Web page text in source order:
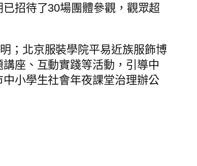
招待了30場團體參觀，觀眾超
；北京服裝學院平易近族服飾博
座、互動實踐等活動，引導中
小學生社會年夜課堂治理辦公